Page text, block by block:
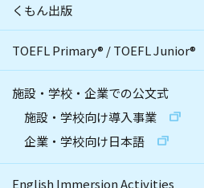
くもん出版
TOEFL Primary® /TOEFL Junior®
施設・学校・企業での公文式
施設・学校向け導入事業
企業・学校向け日本語
English Immersion Activities